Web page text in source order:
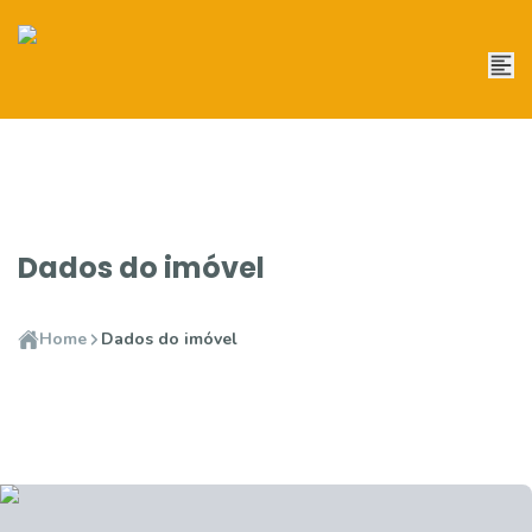
Dados do imóvel
Home Dados do imóvel